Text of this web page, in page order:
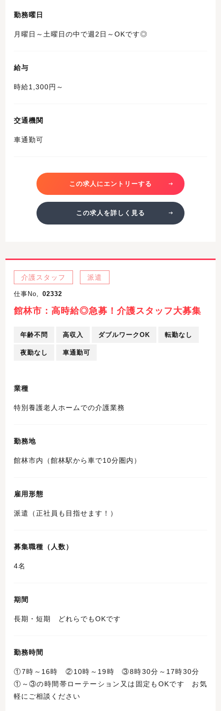
勤務曜日
月曜日～土曜日の中で週2日～OKです◎
給与
時給1,300円～
交通機関
車通勤可
この求人にエントリーする
この求人を詳しく見る
介護スタッフ 派遣
仕事No, 02332
館林市：高時給◎急募！介護スタッフ大募集
年齢不問 高収入 ダブルワークOK 転勤なし
夜勤なし 車通勤可
業種
特別養護老人ホームでの介護業務
勤務地
館林市内（館林駅から車で10分圏内）
雇用形態
派遣（正社員も目指せます！）
募集職種（人数）
4名
期間
長期・短期 どれらでもOKです
勤務時間
①7時～16時 ②10時～19時 ③8時30分～17時30分
①～③の時間帯ローテーション又は固定もOKです お気
軽にご相談ください